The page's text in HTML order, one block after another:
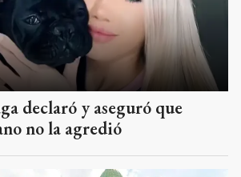
declaró y aseguró que
no la agredió